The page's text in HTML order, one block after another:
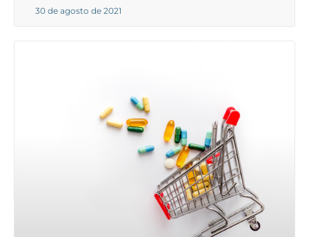
30 de agosto de 2021